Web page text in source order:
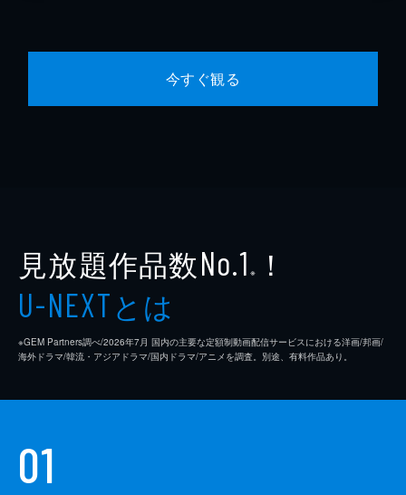
今すぐ観る
見放題作品数No.1 ※ ！
U-NEXTとは
※GEM Partners調べ/2026年7⽉ 国内の主要な定額制動画配信サービスにおける洋画/邦画/
海外ドラマ/韓流・アジアドラマ/国内ドラマ/アニメを調査。別途、有料作品あり。
01